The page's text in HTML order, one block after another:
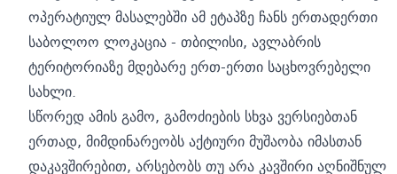
ოპერატიულ მასალებში ამ ეტაპზე ჩანს ერთადერთი
საბოლოო ლოკაცია - თბილისი, ავლაბრის
ტერიტორიაზე მდებარე ერთ-ერთი საცხოვრებელი
სახლი.
სწორედ ამის გამო, გამოძიების სხვა ვერსიებთან
ერთად, მიმდინარეობს აქტიური მუშაობა იმასთან
დაკავშირებით, არსებობს თუ არა კავშირი აღნიშნულ